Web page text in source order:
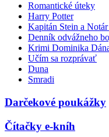
Romantické úteky
Harry Potter
Kapitán Stein a
Denník odvážneho
Krimi Dominika
Učím sa rozprávať
Duna
Smradi
Darčekové poukážky
Čítačky e-kníh